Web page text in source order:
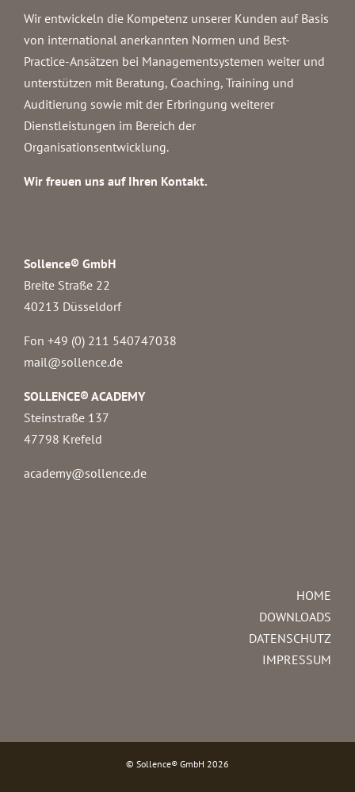
Wir entwickeln die Kompetenz unserer Kunden auf Basis
von international anerkannten Normen und Best-
Practice-Ansätzen bei Managementsystemen weiter und
unterstützen mit Beratung, Coaching, Training und
Auditierung sowie mit der Erbringung weiterer
Dienstleistungen im Bereich der
Organisationsentwicklung.
Wir freuen uns auf Ihren Kontakt.
Sollence® GmbH
Breite Straße 22
40213 Düsseldorf
Fon +49 (0) 211 540747038‬
mail@sollence.de
SOLLENCE® ACADEMY
Steinstraße 137
47798 Krefeld
academy@sollence.de
HOME
DOWNLOADS
DATENSCHUTZ
IMPRESSUM
© Sollence® GmbH 2026